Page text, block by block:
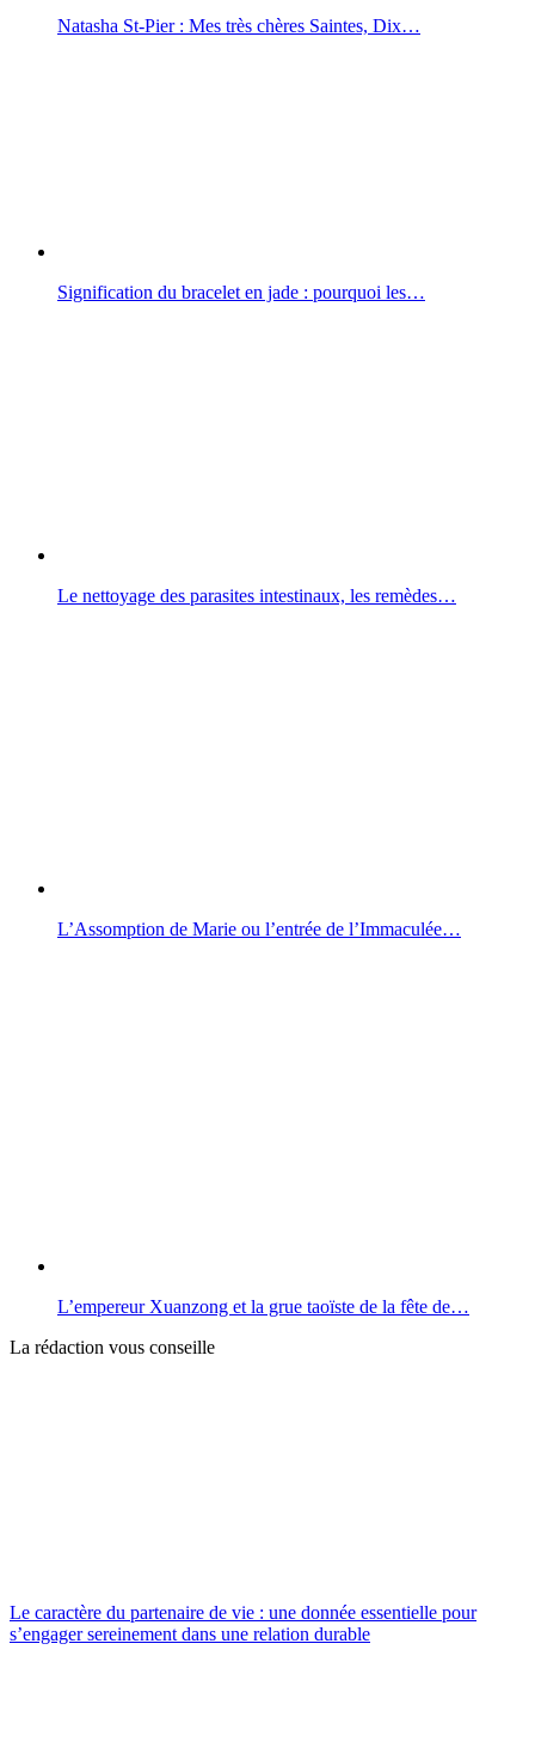
Natasha St-Pier : Mes très chères Saintes, Dix…
Signification du bracelet en jade : pourquoi les…
Le nettoyage des parasites intestinaux, les remèdes…
L’Assomption de Marie ou l’entrée de l’Immaculée…
L’empereur Xuanzong et la grue taoïste de la fête de…
La rédaction vous conseille
Le caractère du partenaire de vie : une donnée essentielle pour
s’engager sereinement dans une relation durable